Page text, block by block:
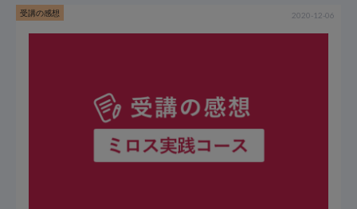
受講の感想 2020-12-06